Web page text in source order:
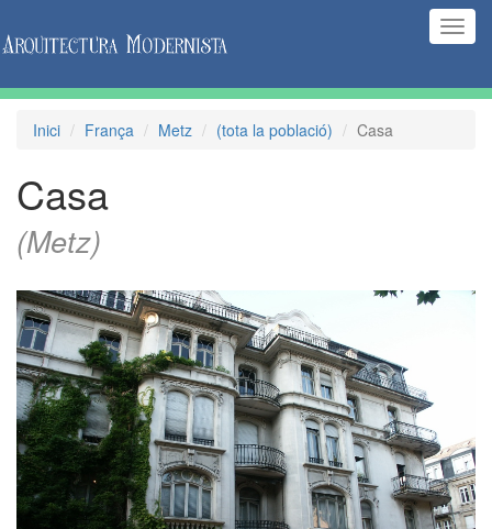
Inici França Metz (tota la població) Casa
Casa
(Metz)